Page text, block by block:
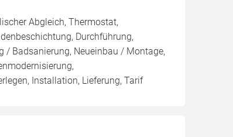
Abgleich, Thermostat,
Durchführung,
/ Badsanierung, Neueinbau / Montage,
Installation, Lieferung, Tarif